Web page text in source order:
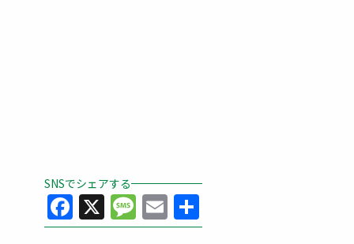
SNSでシェアする
Facebook
X Message
Email
有